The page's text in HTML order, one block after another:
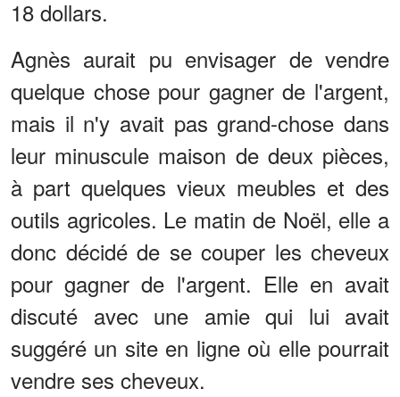
18 dollars.
Agnès aurait pu envisager de vendre
quelque chose pour gagner de l'argent,
mais il n'y avait pas grand-chose dans
leur minuscule maison de deux pièces,
à part quelques vieux meubles et des
outils agricoles. Le matin de Noël, elle a
donc décidé de se couper les cheveux
pour gagner de l'argent. Elle en avait
discuté avec une amie qui lui avait
suggéré un site en ligne où elle pourrait
vendre ses cheveux.